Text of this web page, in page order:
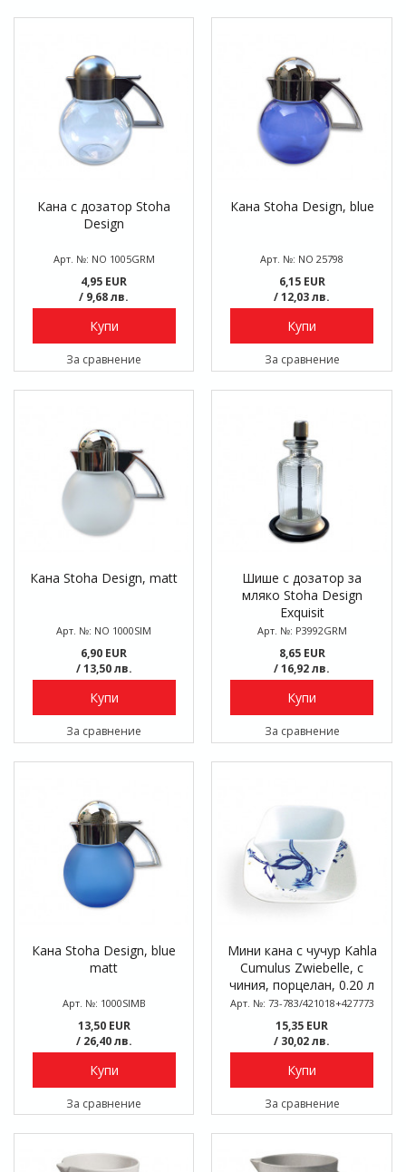
Кана с дозатор Stoha
Design
Арт. №: NO 1005GRM
4,95 EUR
/ 9,68 лв.
Купи
За сравнение
Кана Stoha Design, blue
Арт. №: NO 25798
6,15 EUR
/ 12,03 лв.
Купи
За сравнение
Кана Stoha Design, matt
Арт. №: NO 1000SIM
6,90 EUR
/ 13,50 лв.
Купи
За сравнение
Шише с дозатор за
мляко Stoha Design
Exquisit
Арт. №: P3992GRM
8,65 EUR
/ 16,92 лв.
Купи
За сравнение
Кана Stoha Design, blue
matt
Арт. №: 1000SIMB
13,50 EUR
/ 26,40 лв.
Купи
За сравнение
Мини кана с чучур Kahla
Cumulus Zwiebelle, с
чиния, порцелан, 0.20 л
Арт. №: 73-783/421018+427773
15,35 EUR
/ 30,02 лв.
Купи
За сравнение